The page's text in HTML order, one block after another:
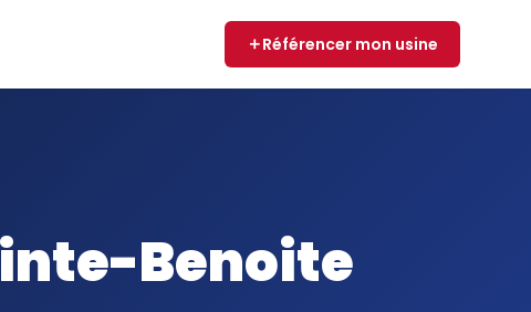
Référencer mon usine
Benoite